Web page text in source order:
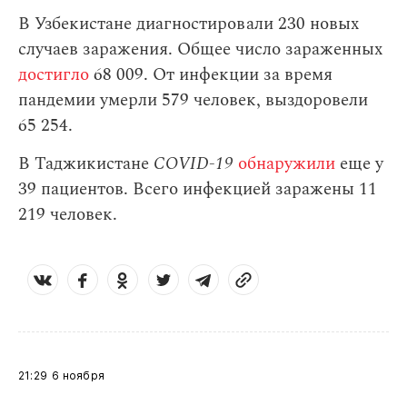
В Узбекистане диагностировали 230 новых
случаев заражения. Общее число зараженных
достигло68 009. От инфекции за время
пандемии умерли 579 человек, выздоровели
65 254.
В Таджикистане COVID-19 обнаружили еще у
39 пациентов. Всего инфекцией заражены 11
219 человек.
21:29 6 ноября